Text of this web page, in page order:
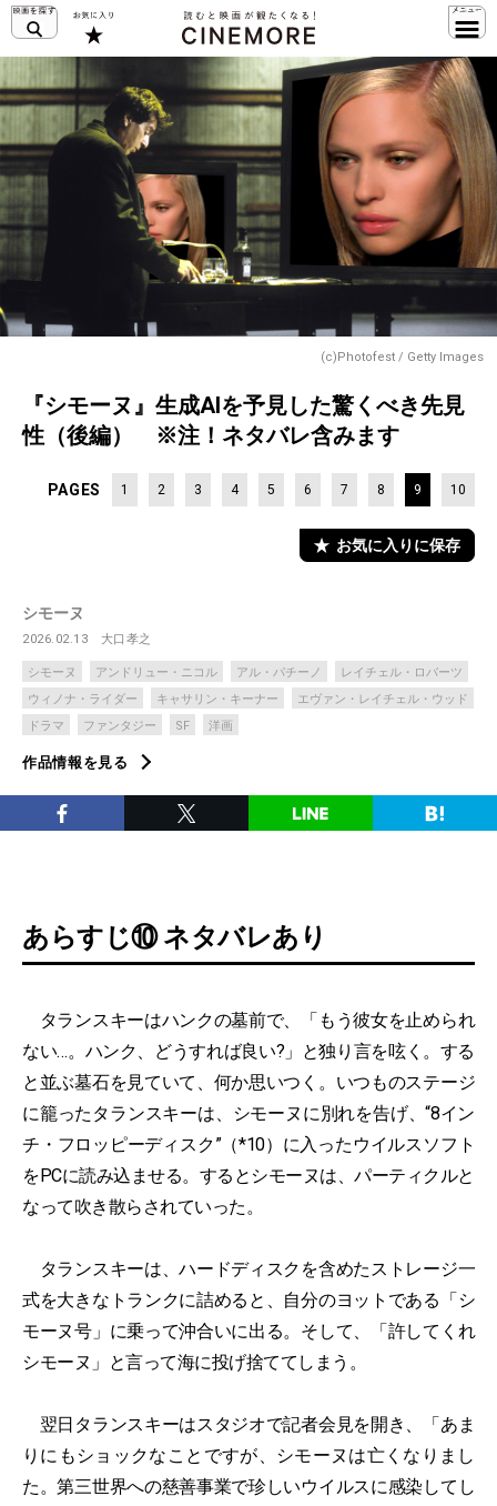
(c)Photofest / Getty Images
『シモーヌ』生成AIを予見した驚くべき先見
性（後編） ※注！ネタバレ含みます
PAGES 1 2 3 4 5 6 7 8 9 10
お気に入りに保存
シモーヌ
2026.02.13 大口孝之
シモーヌ アンドリュー・ニコル アル・パチーノ
レイチェル・ロバーツ
ウィノナ・ライダー
キャサリン・キーナー
エヴァン・レイチェル・ウッド
ドラマ
ファンタジー SF 洋画
作品情報を見る
あらすじ⑩ ネタバレあり
タランスキーはハンクの墓前で、「もう彼女を止められ
ない…。ハンク、どうすれば良い?」と独り言を呟く。する
と並ぶ墓石を見ていて、何か思いつく。いつものステージ
に籠ったタランスキーは、シモーヌに別れを告げ、“8イン
チ・フロッピーディスク”（*10）に入ったウイルスソフト
をPCに読み込ませる。するとシモーヌは、パーティクルと
なって吹き散らされていった。
タランスキーは、ハードディスクを含めたストレージ一
式を大きなトランクに詰めると、自分のヨットである「シ
モーヌ号」に乗って沖合いに出る。そして、「許してくれ
シモーヌ」と言って海に投げ捨ててしまう。
翌日タランスキーはスタジオで記者会見を開き、「あま
りにもショックなことですが、シモーヌは亡くなりまし
た。第三世界への慈善事業で珍しいウイルスに感染してし